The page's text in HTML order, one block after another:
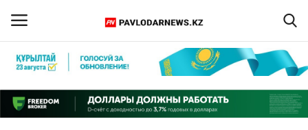
Регистрация
Главная